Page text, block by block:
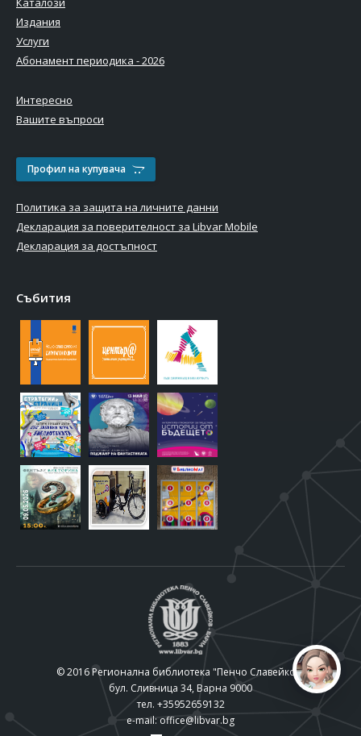
Издания
Услуги
Абонамент периодика - 2026
Интересно
Вашите въпроси
Профил на купувача
Политика за защита на личните данни
Декларация за поверителност за Libvar Mobile
Декларация за достъпност
Събития
© 2016 Регионална библиотека "Пенчо Славейков"
бул. Сливница 34, Варна 9000
тел. +35952659132
e-mail: office@libvar.bg